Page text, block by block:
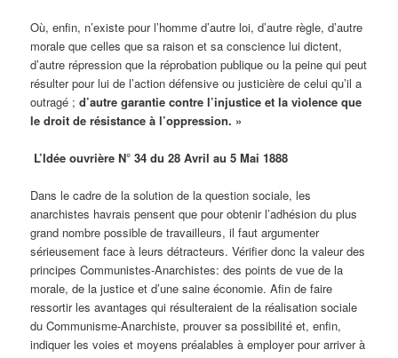
Où, enfin, n’existe pour l’homme d’autre loi, d’autre règle, d’autre
morale que celles que sa raison et sa conscience lui dictent,
d’autre répression que la réprobation publique ou la peine qui peut
résulter pour lui de l’action défensive ou justicière de celui qu’il a
outragé ;d’autre garantie contre l’injustice et la violence que
le droit de résistance à l’oppression. »
L’Idée ouvrière N° 34 du 28 Avril au 5 Mai 1888
Dans le cadre de la solution de la question sociale, les
anarchistes havrais pensent que pour obtenir l’adhésion du plus
grand nombre possible de travailleurs, il faut argumenter
sérieusement face à leurs détracteurs. Vérifier donc la valeur des
principes Communistes-Anarchistes: des points de vue de la
morale, de la justice et d’une saine économie. Afin de faire
ressortir les avantages qui résulteraient de la réalisation sociale
du Communisme-Anarchiste, prouver sa possibilité et, enfin,
indiquer les voies et moyens préalables à employer pour arriver à